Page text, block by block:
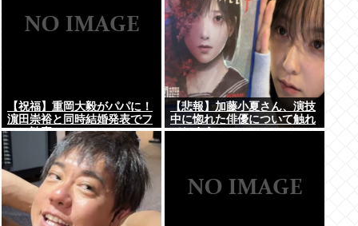
【祝福】重岡大毅がパパに！
濵田崇裕と同時結婚発表でフ
ァン歓喜
【悲報】加藤小夏さん、演技
中に惚れた俳優について触れ
てしまう